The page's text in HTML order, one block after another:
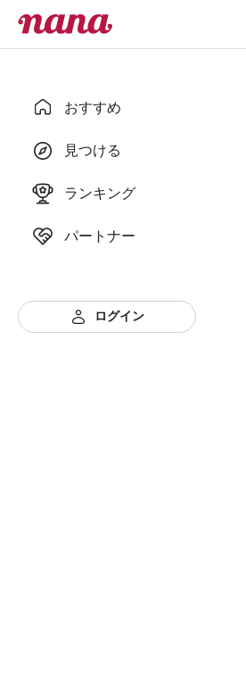
おすすめ
見つける
ランキング
パートナー
ログイン